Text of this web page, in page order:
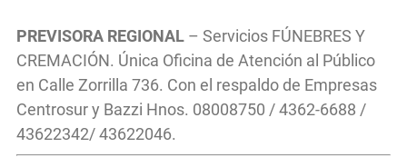
PREVISORA REGIONAL – Servicios FÚNEBRES Y
CREMACIÓN. Única Oficina de Atención al Público
en Calle Zorrilla 736. Con el respaldo de Empresas
Centrosur y Bazzi Hnos. 08008750 / 4362-6688 /
43622342/ 43622046.